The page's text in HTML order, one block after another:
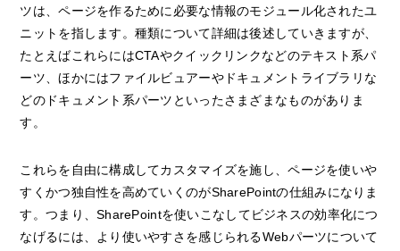
ツは、ページを作るために必要な情報のモジュール化されたユ
ニットを指します。種類について詳細は後述していきますが、
たとえばこれらにはCTAやクイックリンクなどのテキスト系パ
ーツ、ほかにはファイルビュアーやドキュメントライブラリな
どのドキュメント系パーツといったさまざまなものがありま
す。
これらを自由に構成してカスタマイズを施し、ページを使いや
すくかつ独自性を高めていくのがSharePointの仕組みになりま
す。つまり、SharePointを使いこなしてビジネスの効率化につ
なげるには、より使いやすさを感じられるWebパーツについて